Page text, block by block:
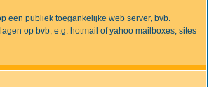
een publiek toegankelijke web server, bvb.
op bvb, e.g. hotmail of yahoo mailboxes, sites